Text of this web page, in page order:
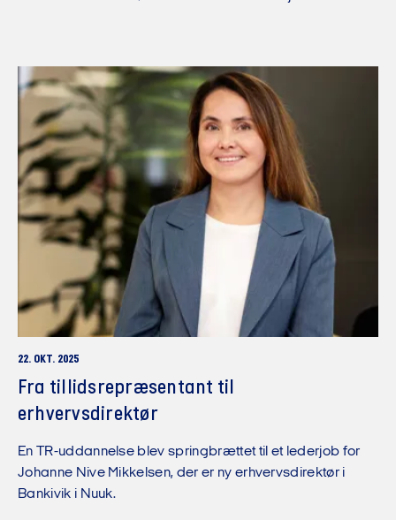
22. OKT. 2025
Fra tillidsrepræsentant til
erhvervsdirektør
En TR-uddannelse blev springbrættet til et lederjob for
Johanne Nive Mikkelsen, der er ny erhvervsdirektør i
Bankivik i Nuuk.